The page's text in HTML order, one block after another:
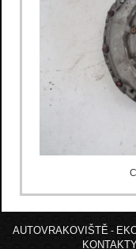
AUTOVRAKOVIŠTĚ -